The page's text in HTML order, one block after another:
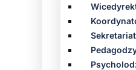
Sekretariat